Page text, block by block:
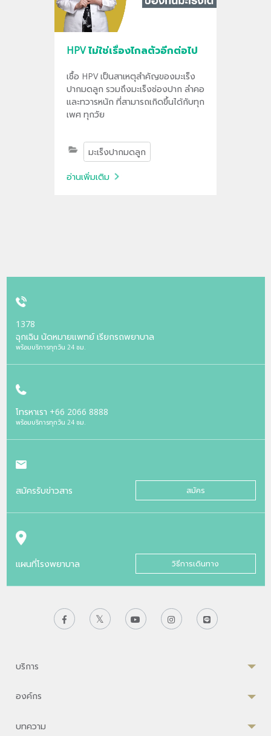
HPV ไม่ใช่เรื่องไกลตัวอีกต่อไป
เชื้อ HPV เป็นสาเหตุสำคัญของมะเร็ง
ปากมดลูก รวมถึงมะเร็งช่องปาก ลำคอ
และทวารหนัก ที่สามารถเกิดขึ้นได้กับทุก
เพศ ทุกวัย
มะเร็งปากมดลูก
อ่านเพิ่มเติม
1378
ฉุกเฉิน นัดหมายแพทย์ เรียกรถพยาบาล
พร้อมบริการทุกวัน 24 ชม.
โทรหาเรา +66 2066 8888
พร้อมบริการทุกวัน 24 ชม.
สมัครรับข่าวสาร สมัคร
แผนที่โรงพยาบาล วิธีการเดินทาง
บริการ
องค์กร
บทความ